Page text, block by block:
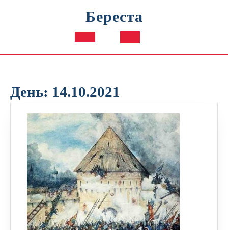
Береста
Кнопка
День: 14.10.2021